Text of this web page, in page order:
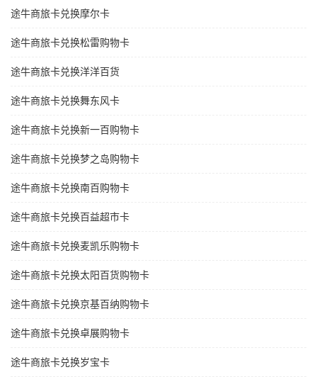
途牛商旅卡兑换摩尔卡
途牛商旅卡兑换松雷购物卡
途牛商旅卡兑换洋洋百货
途牛商旅卡兑换舞东风卡
途牛商旅卡兑换新一百购物卡
途牛商旅卡兑换梦之岛购物卡
途牛商旅卡兑换南百购物卡
途牛商旅卡兑换百益超市卡
途牛商旅卡兑换麦凯乐购物卡
途牛商旅卡兑换太阳百货购物卡
途牛商旅卡兑换京基百纳购物卡
途牛商旅卡兑换卓展购物卡
途牛商旅卡兑换岁宝卡